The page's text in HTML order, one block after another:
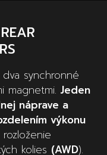
synchronné
magnetmi. Jeden
náprave a
výkonu
kolies (AWD).